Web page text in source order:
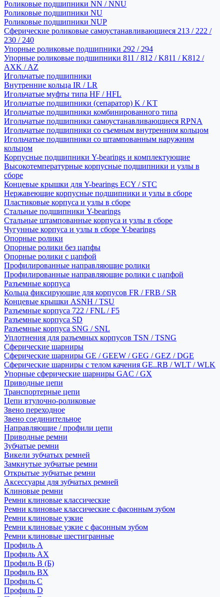
Роликовые подшипники NN / NNU
Роликовые подшипники NU
Роликовые подшипники NUP
Сферические роликовые самоустанавливающиеся 213 / 222 /
230 / 240
Упорные роликовые подшипники 292 / 294
Упорные роликовые подшипники 811 / 812 / K811 / K812 /
AXK / AZ
Игольчатые подшипники
Внутренние кольца IR / LR
Игольчатые муфты типа HF / HFL
Игольчатые подшипники (сепаратор) K / KT
Игольчатые подшипники комбинированного типа
Игольчатые подшипники самоустанавливающиеся RPNA
Игольчатые подшипники со съемным внутренним кольцом
Игольчатые подшипники со штампованным наружним
кольцом
Корпусные подшипники Y-bearings и комплектующие
Высокотемпературные корпусные подшипники и узлы в
сборе
Концевые крышки для Y-bearings ECY / STC
Нержавеющие корпусные подшипники и узлы в сборе
Пластиковые корпуса и узлы в сборе
Стальные подшипники Y-bearings
Стальные штампованные корпуса и узлы в сборе
Чугунные корпуса и узлы в сборе Y-bearings
Опорные ролики
Опорные ролики без цапфы
Опорные ролики с цапфой
Профилированные направляющие ролики
Профилированные направляющие ролики с цапфой
Разъемные корпуса
Кольца фиксирующие для корпусов FR / FRB / SR
Концевые крышки ASNH / TSU
Разъемные корпуса 722 / FNL / F5
Разъемные корпуса SD
Разъемные корпуса SNG / SNL
Уплотнения для разъемных корпусов TSN / TSNG
Сферические шарниры
Сферические шарниры GE / GEEW / GEG / GEZ / DGE
Сферические шарниры с телом качения GE..RB / WLT / WLK
Упорные сферические шарниры GAC / GX
Приводные цепи
Транспортерные цепи
Цепи втулочно-роликовые
Звено переходное
Звено соединительное
Направляющие / профили цепи
Приводные ремни
Зубчатые ремни
Викели зубчатых ремней
Замкнутые зубчатые ремни
Открытые зубчатые ремни
Аксессуары для зубчатых ремней
Клиновые ремни
Ремни клиновые классические
Ремни клиновые классические с фасонным зубом
Ремни клиновые узкие
Ремни клиновые узкие с фасонным зубом
Ремни клиновые шестигранные
Профиль A
Профиль AX
Профиль B (Б)
Профиль BX
Профиль C
Профиль D